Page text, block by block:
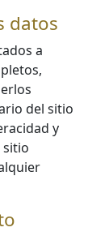
datos
a
del sitio
y
sitio